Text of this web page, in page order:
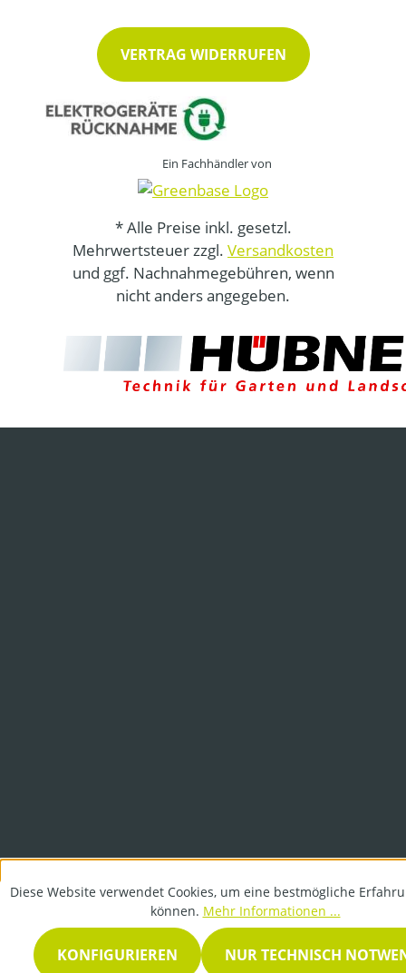
VERTRAG WIDERRUFEN
Ein Fachhändler von
* Alle Preise inkl. gesetzl.
Mehrwertsteuer zzgl. Versandkosten
und ggf. Nachnahmegebühren, wenn
nicht anders angegeben.
Diese Website verwendet Cookies, um eine bestmögliche
können. Mehr Informationen ...
NUR TECHNISCH
KONFIGURIEREN